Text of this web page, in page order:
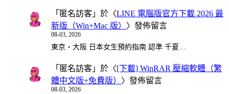
「 匿名訪客 」於〈LINE 電腦版官方下載 2026 最
新版（Win+Mac 版） 〉發佈留言
08-03, 2026
東京・大阪 日本女生預約指南 認準 千夏…
「 匿名訪客 」於〈[下載] WinRAR 壓縮軟體（繁
體中文版+免費版） 〉發佈留言
08-03, 2026